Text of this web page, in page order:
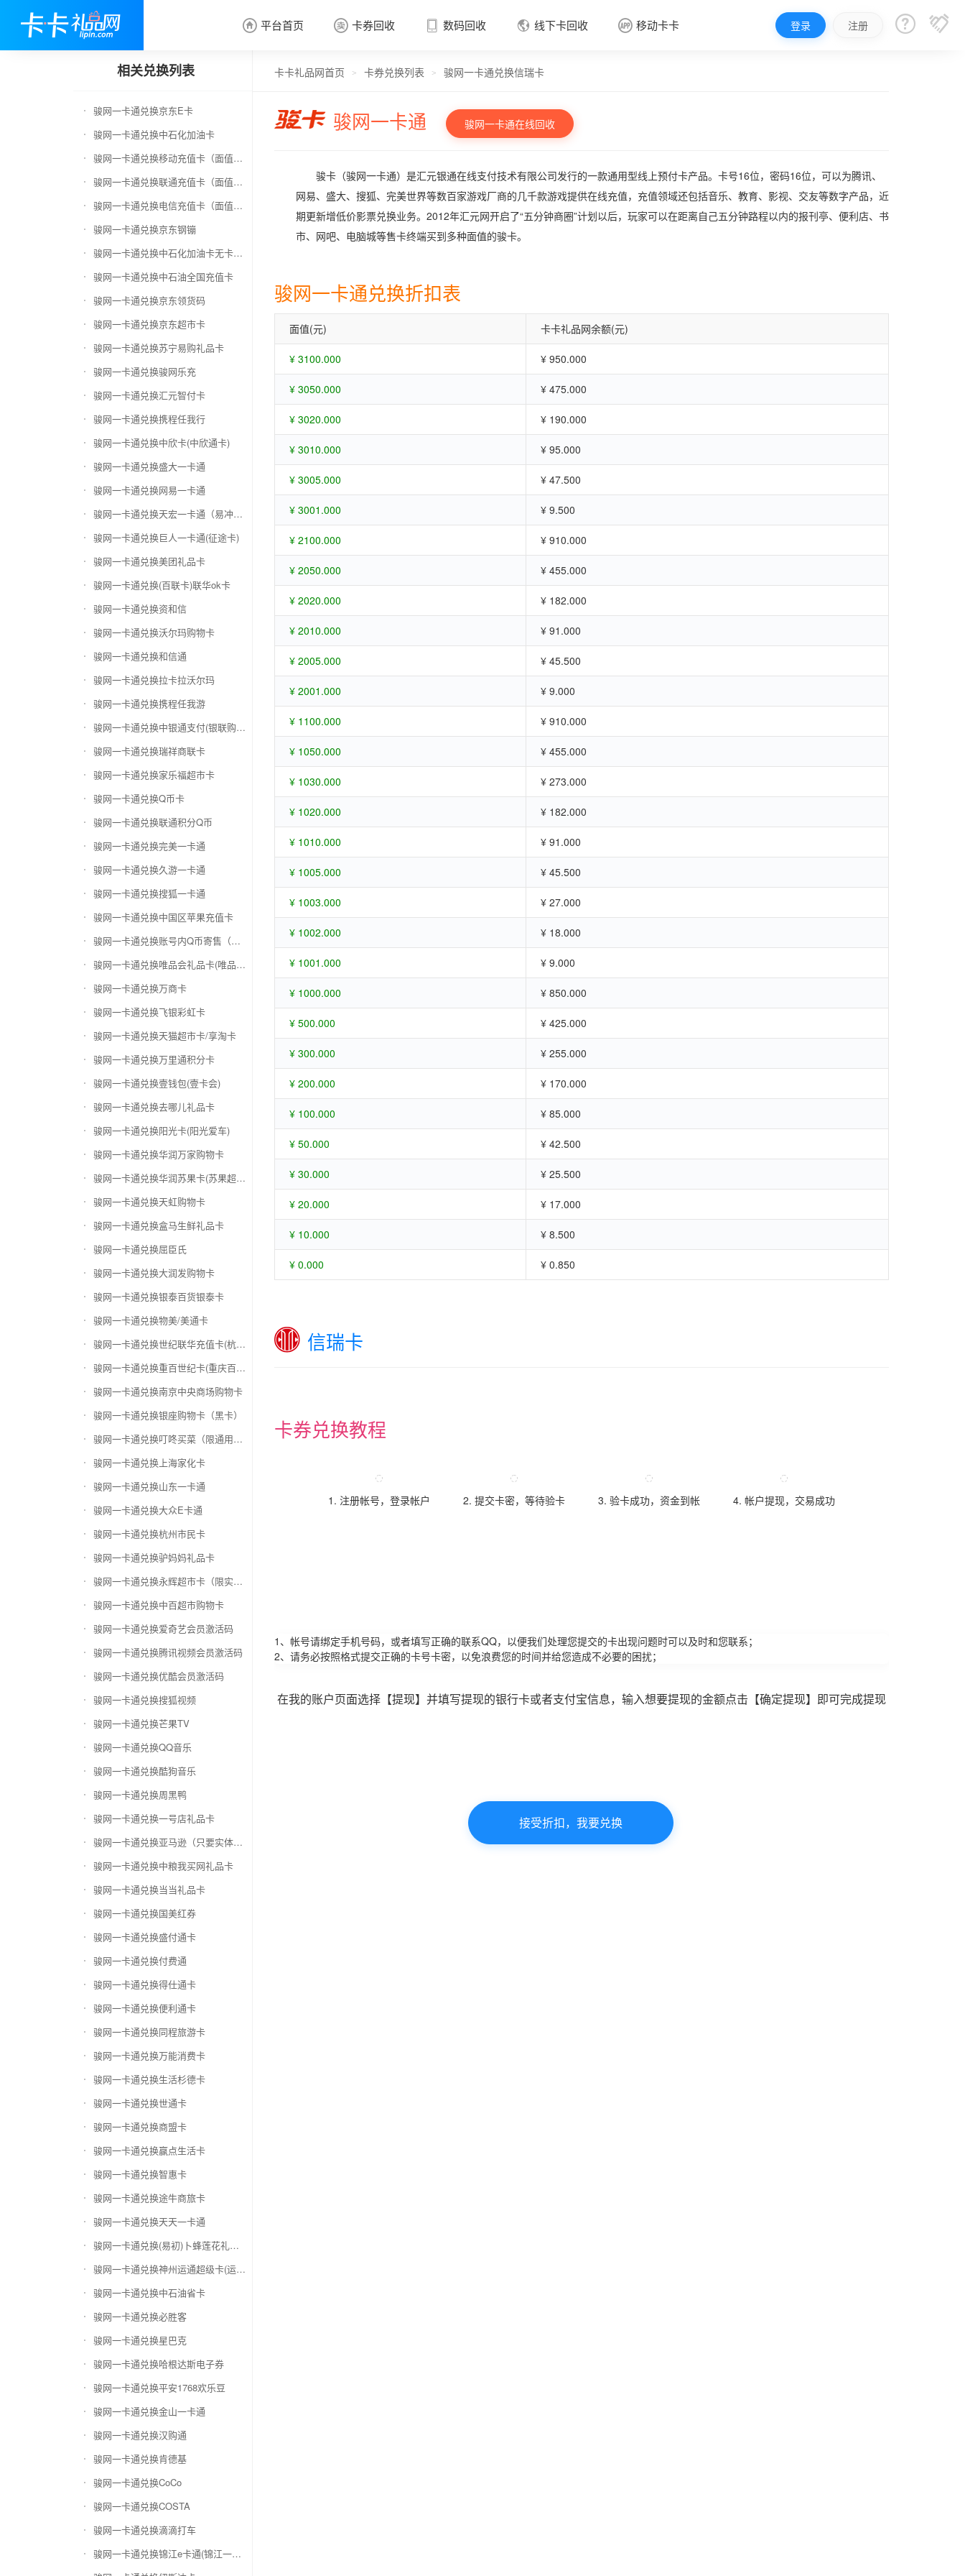
 平台首页  卡券回收
 卡券回收
 数码回收  线下卡回收  移动卡卡 登录 注册  
相关兑换列表
骏网一卡通兑换京东E卡
骏网一卡通兑换中石化加油卡
骏网一卡通兑换移动充值卡（面值千万别选错）
骏网一卡通兑换联通充值卡（面值千万别选错）
骏网一卡通兑换电信充值卡（面值千万别选错）
骏网一卡通兑换京东钢镚
骏网一卡通兑换中石化加油卡无卡号（面值千万别选错）
骏网一卡通兑换中石油全国充值卡
骏网一卡通兑换京东领货码
骏网一卡通兑换京东超市卡
骏网一卡通兑换苏宁易购礼品卡
骏网一卡通兑换骏网乐充
骏网一卡通兑换汇元智付卡
骏网一卡通兑换携程任我行
骏网一卡通兑换中欣卡(中欣通卡)
骏网一卡通兑换盛大一卡通
骏网一卡通兑换网易一卡通
骏网一卡通兑换天宏一卡通（易冲天宏卡）
骏网一卡通兑换巨人一卡通(征途卡)
骏网一卡通兑换美团礼品卡
骏网一卡通兑换(百联卡)联华ok卡
骏网一卡通兑换资和信
骏网一卡通兑换沃尔玛购物卡
骏网一卡通兑换和信通
骏网一卡通兑换拉卡拉沃尔玛
骏网一卡通兑换携程任我游
骏网一卡通兑换中银通支付(银联购物卡)
骏网一卡通兑换瑞祥商联卡
骏网一卡通兑换家乐福超市卡
骏网一卡通兑换Q币卡
骏网一卡通兑换联通积分Q币
骏网一卡通兑换完美一卡通
骏网一卡通兑换久游一卡通
骏网一卡通兑换搜狐一卡通
骏网一卡通兑换中国区苹果充值卡
骏网一卡通兑换账号内Q币寄售（维护中）
骏网一卡通兑换唯品会礼品卡(唯品卡)
骏网一卡通兑换万商卡
骏网一卡通兑换飞银彩虹卡
骏网一卡通兑换天猫超市卡/享淘卡
骏网一卡通兑换万里通积分卡
骏网一卡通兑换壹钱包(壹卡会)
骏网一卡通兑换去哪儿礼品卡
骏网一卡通兑换阳光卡(阳光爱车)
骏网一卡通兑换华润万家购物卡
骏网一卡通兑换华润苏果卡(苏果超市卡)（维护 请暂停提交）
骏网一卡通兑换天虹购物卡
骏网一卡通兑换盒马生鲜礼品卡
骏网一卡通兑换屈臣氏
骏网一卡通兑换大润发购物卡
骏网一卡通兑换银泰百货银泰卡
骏网一卡通兑换物美/美通卡
骏网一卡通兑换世纪联华充值卡(杭州联华)
骏网一卡通兑换重百世纪卡(重庆百货)
骏网一卡通兑换南京中央商场购物卡
骏网一卡通兑换银座购物卡（黑卡）
骏网一卡通兑换叮咚买菜（限通用礼品卡）
骏网一卡通兑换上海家化卡
骏网一卡通兑换山东一卡通
骏网一卡通兑换大众E卡通
骏网一卡通兑换杭州市民卡
骏网一卡通兑换驴妈妈礼品卡
骏网一卡通兑换永辉超市卡（限实体卡）
骏网一卡通兑换中百超市购物卡
骏网一卡通兑换爱奇艺会员激活码
骏网一卡通兑换腾讯视频会员激活码
骏网一卡通兑换优酷会员激活码
骏网一卡通兑换搜狐视频
骏网一卡通兑换芒果TV
骏网一卡通兑换QQ音乐
骏网一卡通兑换酷狗音乐
骏网一卡通兑换周黑鸭
骏网一卡通兑换一号店礼品卡
骏网一卡通兑换亚马逊（只要实体卡）
骏网一卡通兑换中粮我买网礼品卡
骏网一卡通兑换当当礼品卡
骏网一卡通兑换国美红券
骏网一卡通兑换盛付通卡
骏网一卡通兑换付费通
骏网一卡通兑换得仕通卡
骏网一卡通兑换便利通卡
骏网一卡通兑换同程旅游卡
骏网一卡通兑换万能消费卡
骏网一卡通兑换生活杉德卡
骏网一卡通兑换世通卡
骏网一卡通兑换商盟卡
骏网一卡通兑换赢点生活卡
骏网一卡通兑换智惠卡
骏网一卡通兑换途牛商旅卡
骏网一卡通兑换天天一卡通
骏网一卡通兑换(易初)卜蜂莲花礼品卡
骏网一卡通兑换神州运通超级卡(运通网购卡)
骏网一卡通兑换中石油省卡
骏网一卡通兑换必胜客
骏网一卡通兑换星巴克
骏网一卡通兑换哈根达斯电子券
骏网一卡通兑换平安1768欢乐豆
骏网一卡通兑换金山一卡通
骏网一卡通兑换汉购通
骏网一卡通兑换肯德基
骏网一卡通兑换CoCo
骏网一卡通兑换COSTA
骏网一卡通兑换滴滴打车
骏网一卡通兑换锦江e卡通(锦江一卡通)
卡卡礼品网首页 > 卡券兑换列表 > 骏网一卡通兑换信瑞卡
骏网一卡通 骏网一卡通在线回收
骏卡（骏网一卡通）是汇元银通在线支付技术有限公司发行的一款通用型线上预付卡产品。卡号16位，密码16位，可以为腾讯、
网易、盛大、搜狐、完美世界等数百家游戏厂商的几千款游戏提供在线充值，充值领域还包括音乐、教育、影视、交友等数字产品，近
期更新增低价影票兑换业务。2012年汇元网开启了“五分钟商圈”计划以后，玩家可以在距离自己五分钟路程以内的报刊亭、便利店、书
市、网吧、电脑城等售卡终端买到多种面值的骏卡。
骏网一卡通兑换折扣表
面值(元) 卡卡礼品网余额(元)
¥ 3100.000 ¥ 950.000
¥ 3050.000 ¥ 475.000
¥ 3020.000 ¥ 190.000
¥ 3010.000 ¥ 95.000
¥ 3005.000 ¥ 47.500
¥ 3001.000 ¥ 9.500
¥ 2100.000 ¥ 910.000
¥ 2050.000 ¥ 455.000
¥ 2020.000 ¥ 182.000
¥ 2010.000 ¥ 91.000
¥ 2005.000 ¥ 45.500
¥ 2001.000 ¥ 9.000
¥ 1100.000 ¥ 910.000
¥ 1050.000 ¥ 455.000
¥ 1030.000 ¥ 273.000
¥ 1020.000 ¥ 182.000
¥ 1010.000 ¥ 91.000
¥ 1005.000 ¥ 45.500
¥ 1003.000 ¥ 27.000
¥ 1002.000 ¥ 18.000
¥ 1001.000 ¥ 9.000
¥ 1000.000 ¥ 850.000
¥ 500.000 ¥ 425.000
¥ 300.000 ¥ 255.000
¥ 200.000 ¥ 170.000
¥ 100.000 ¥ 85.000
¥ 50.000 ¥ 42.500
¥ 30.000 ¥ 25.500
¥ 20.000 ¥ 17.000
¥ 10.000 ¥ 8.500
¥ 0.000 ¥ 0.850
信瑞卡
卡券兑换教程
1. 注册帐号，登录帐户 2. 提交卡密，等待验卡 3. 验卡成功，资金到帐 4. 帐户提现，交易成功
1、帐号请绑定手机号码，或者填写正确的联系QQ，以便我们处理您提交的卡出现问题时可以及时和您联系；
2、请务必按照格式提交正确的卡号卡密，以免浪费您的时间并给您造成不必要的困扰；
在我的账户页面选择【提现】并填写提现的银行卡或者支付宝信息，输入想要提现的金额点击【确定提现】即可完成提现
接受折扣，我要兑换